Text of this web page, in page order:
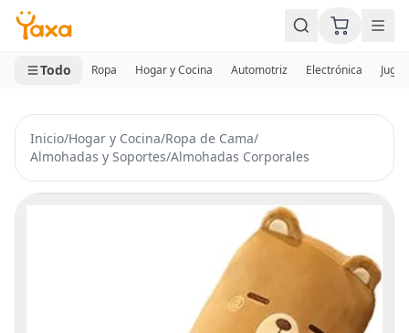
MINI CARRITO
0 productos
Todo Ropa Hogar y Cocina Automotriz Electrónica
Inicio/Hogar y Cocina/Ropa de Cama/
Almohadas y Soportes/Almohadas Corporales